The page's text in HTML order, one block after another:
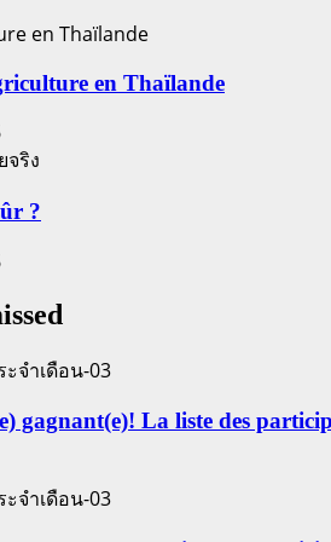
en Thaïlande
?
gagnant(e)! La liste des